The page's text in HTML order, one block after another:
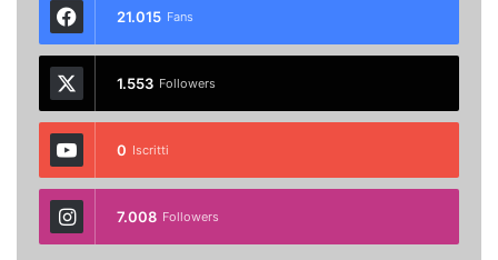
21.015 Fans
1.553 Followers
0 Iscritti
7.008 Followers